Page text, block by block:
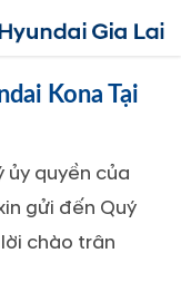
Kona Tại
ủy quyền của
gửi đến Quý
chào trân